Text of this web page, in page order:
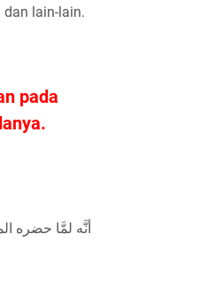
lain-lain.
pada
أنَّه لمَّا حضره